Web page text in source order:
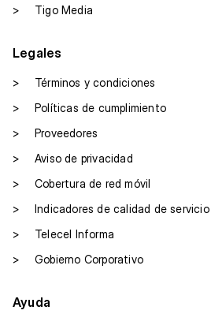
minicargas, ni pagos en
El beneficio expira a los 10
Estos términos podrán ser
momento sin aviso previo y a
cambios quedarán indicados en el
>
Tigo Media
Legales
>
Términos y condiciones
>
Políticas de cumplimiento
>
Proveedores
>
Aviso de privacidad
>
Cobertura de red móvil
>
Indicadores de calidad de servicio
>
Telecel Informa
>
Gobierno Corporativo
Ayuda